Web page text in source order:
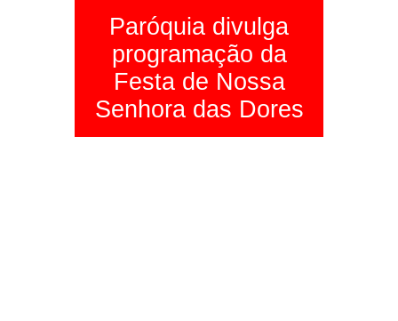
Paróquia divulga
programação da
Festa de Nossa
Senhora das Dores